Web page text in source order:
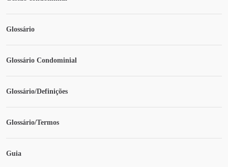
Glossário
Glossário Condominial
Glossário/Definições
Glossário/Termos
Guia